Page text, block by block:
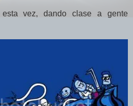
vez, dando clase a gente